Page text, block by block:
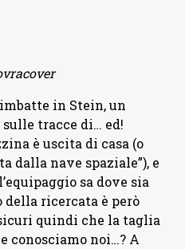
in Stein, un
tracce di… ed!
è uscita di casa (o
dalla nave spaziale”), e
sa dove sia
ricercata è però
quindi che la taglia
conosciamo noi…? A